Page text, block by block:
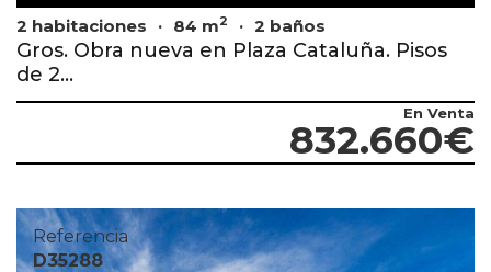
2 habitaciones 84 m2 2 baños
Gros. Obra nueva en Plaza Cataluña. Pisos
de 2...
En Venta
832.660€
Referencia
D35288